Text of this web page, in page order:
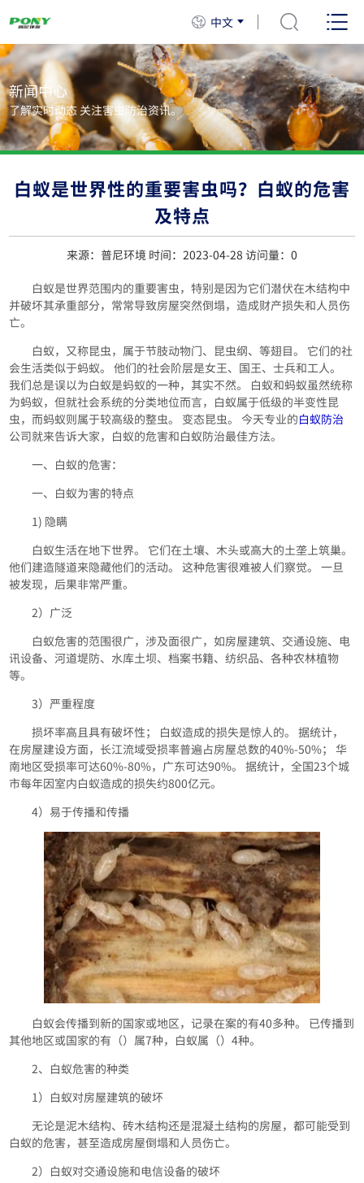
中文
新闻中心
了解实时动态 关注害虫防治资讯。
白蚁是世界性的重要害虫吗？白蚁的危害
及特点
来源：普尼环境 时间：2023-04-28 访问量： 0
白蚁是世界范围内的重要害虫，特别是因为它们潜伏在木结构中
并破坏其承重部分，常常导致房屋突然倒塌，造成财产损失和人员伤
亡。
白蚁，又称昆虫，属于节肢动物门、昆虫纲、等翅目。 它们的社
会生活类似于蚂蚁。 他们的社会阶层是女王、国王、士兵和工人。
我们总是误以为白蚁是蚂蚁的一种，其实不然。 白蚁和蚂蚁虽然统称
为蚂蚁，但就社会系统的分类地位而言，白蚁属于低级的半变性昆
虫，而蚂蚁则属于较高级的整虫。 变态昆虫。 今天专业的白蚁防治
公司就来告诉大家，白蚁的危害和白蚁防治最佳方法。
一、白蚁的危害：
一、白蚁为害的特点
1) 隐瞒
白蚁生活在地下世界。 它们在土壤、木头或高大的土垄上筑巢。
他们建造隧道来隐藏他们的活动。 这种危害很难被人们察觉。 一旦
被发现，后果非常严重。
2）广泛
白蚁危害的范围很广，涉及面很广，如房屋建筑、交通设施、电
讯设备、河道堤防、水库土坝、档案书籍、纺织品、各种农林植物
等。
3）严重程度
损坏率高且具有破坏性； 白蚁造成的损失是惊人的。 据统计，
在房屋建设方面，长江流域受损率普遍占房屋总数的40%-50%； 华
南地区受损率可达60%-80%，广东可达90%。 据统计，全国23个城
市每年因室内白蚁造成的损失约800亿元。
4）易于传播和传播
白蚁会传播到新的国家或地区，记录在案的有40多种。 已传播到
其他地区或国家的有（）属7种，白蚁属（）4种。
2、白蚁危害的种类
1）白蚁对房屋建筑的破坏
无论是泥木结构、砖木结构还是混凝土结构的房屋，都可能受到
白蚁的危害，甚至造成房屋倒塌和人员伤亡。
2）白蚁对交通设施和电信设备的破坏